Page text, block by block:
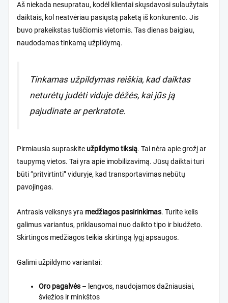
Aš niekada nesupratau, kodėl klientai skųsdavosi sulaužytais
daiktais, kol neatvėriau pasiųstą paketą iš konkurento. Jis
buvo prakeikstas tuščiomis vietomis. Tas dienas baigiau,
naudodamas tinkamą užpildymą.
Tinkamas užpildymas reiškia, kad daiktas
neturėtų judėti viduje dėžės, kai jūs ją
pajudinate ar perkratote.
Pirmiausia supraskite užpildymo tiksią. Tai nėra apie grožį ar
taupymą vietos. Tai yra apie imobilizavimą. Jūsų daiktai turi
būti “pritvirtinti” viduryje, kad transportavimas nebūtų
pavojingas.
Antrasis veiksnys yra medžiagos pasirinkimas. Turite kelis
galimus variantus, priklausomai nuo daikto tipo ir biudžeto.
Skirtingos medžiagos teikia skirtingą lygį apsaugos.
Galimi užpildymo variantai:
Oro pagalvės – lengvos, naudojamos dažniausiai,
šviežios ir minkštos